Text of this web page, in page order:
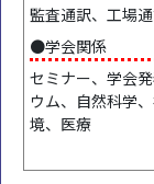
監査通訳、工場
●学会関係
セミナー、学会
ウム、自然科学
境、医療